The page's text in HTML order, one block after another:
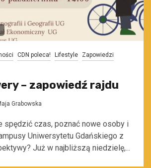
CDN poleca! Lifestyle
Zapowiedzi
– zapowiedź rajdu
Grabowska
spędzić czas, poznać nowe osoby i
Uniwersytetu Gdańskiego z
Już w najbliższą niedzielę,...